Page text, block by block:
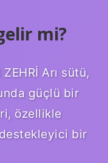
mi?
Arı sütü,
güçlü bir
özellikle
bir